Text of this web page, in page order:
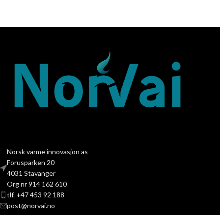
Norsk varme innovasjon as
Forusparken 20
4031 Stavanger
Org nr 914 162 610
tlf. +47 453 92 188
post@norvai.no